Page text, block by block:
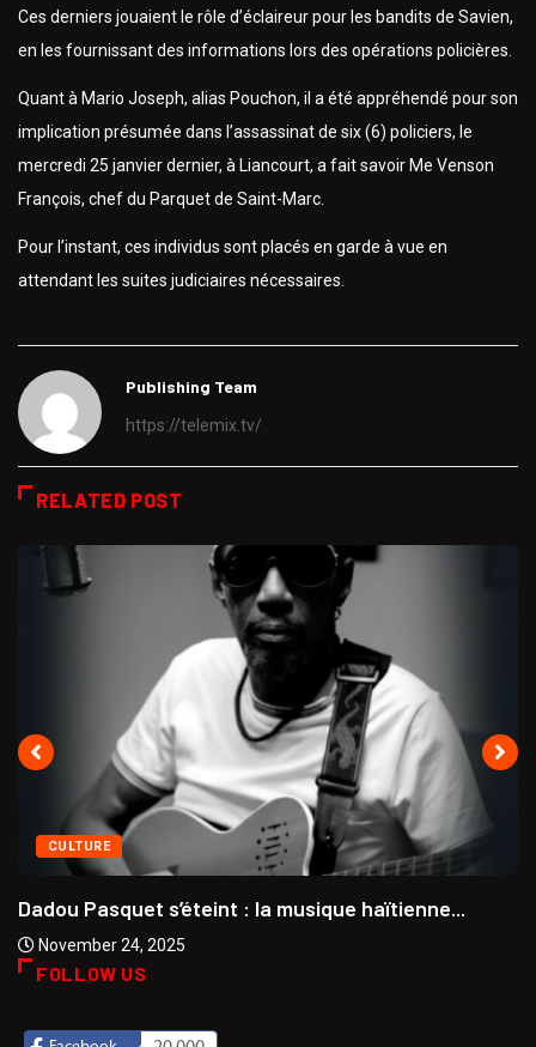
Ces derniers jouaient le rôle d’éclaireur pour les bandits de Savien,
en les fournissant des informations lors des opérations policières.
Quant à Mario Joseph, alias Pouchon, il a été appréhendé pour son
implication présumée dans l’assassinat de six (6) policiers, le
mercredi 25 janvier dernier, à Liancourt, a fait savoir Me Venson
François, chef du Parquet de Saint-Marc.
Pour l’instant, ces individus sont placés en garde à vue en
attendant les suites judiciaires nécessaires.
Publishing Team
https://telemix.tv/
RELATED POST
CULTURE
Dadou Pasquet s’éteint : la musique haïtienne...
November 24, 2025
FOLLOW US